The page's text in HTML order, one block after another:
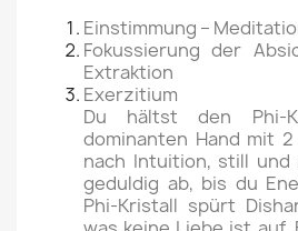
Einstimmung –
Fokussierung der
Extraktion
Exerzitium
Du hältst den Phi-
dominanten Hand mit
nach Intuition, still
geduldig ab, bis du
Phi-Kristall spürt